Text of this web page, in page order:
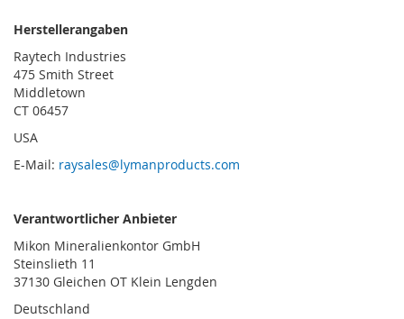
Herstellerangaben
Raytech Industries
475 Smith Street
Middletown
CT 06457
USA
E-Mail: raysales@lymanproducts.com
Verantwortlicher Anbieter
Mikon Mineralienkontor GmbH
Steinslieth 11
37130 Gleichen OT Klein Lengden
Deutschland